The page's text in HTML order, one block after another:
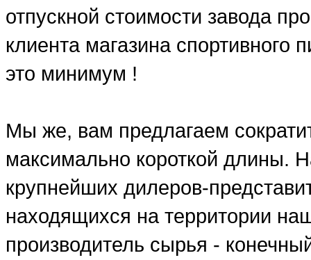
отпускной стоимости завода
клиента магазина спортивного
это минимум !
Мы же, вам предлагаем
максимально короткой длины.
крупнейших дилеров-
находящихся на территории
производитель сырья -